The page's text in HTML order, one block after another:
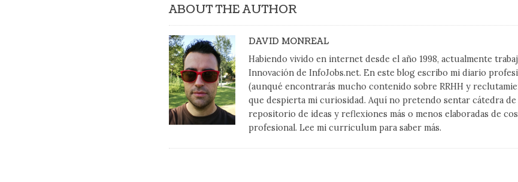
ABOUT THE AUTHOR
DAVID MONREAL
Habiendo vivido en internet desde el año 1998, actualmente
Innovación de InfoJobs.net. En este blog escribo mi diario
(aunqué encontrarás mucho contenido sobre RRHH y
que despierta mi curiosidad. Aquí no pretendo sentar cátedra
repositorio de ideas y reflexiones más o menos elaboradas de
profesional. Lee mi curriculum para saber más.